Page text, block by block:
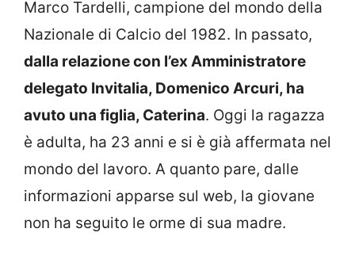
Marco Tardelli, campione del mondo della
Nazionale di Calcio del 1982. In passato,
dalla relazione con l’ex Amministratore
delegato Invitalia, Domenico Arcuri, ha
avuto una figlia, Caterina. Oggi la ragazza
è adulta, ha 23 anni e si è già affermata nel
mondo del lavoro. A quanto pare, dalle
informazioni apparse sul web, la giovane
non ha seguito le orme di sua madre.